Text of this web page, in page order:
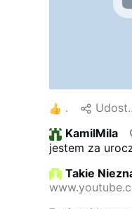
5 Udostępnij
KamilMila
jestem za
Takie